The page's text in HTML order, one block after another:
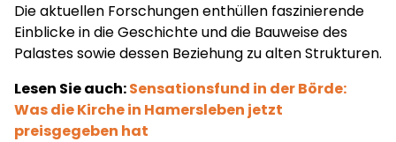
Die aktuellen Forschungen enthüllen faszinierende
Einblicke in die Geschichte und die Bauweise des
Palastes sowie dessen Beziehung zu alten Strukturen.
Lesen Sie auch:Sensationsfund in der Börde:
Was die Kirche in Hamersleben jetzt
preisgegeben hat